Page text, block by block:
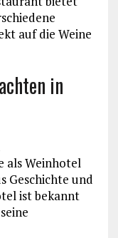
auf die Weine
in
als Weinhotel
Geschichte und
ist bekannt